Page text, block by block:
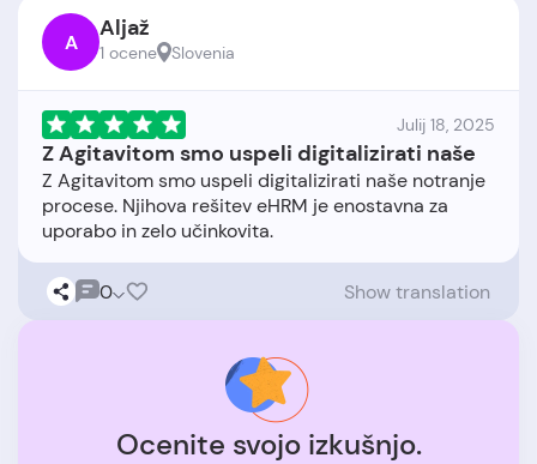
A Aljaž
1 ocene Slovenia
Julij 18, 2025
Z Agitavitom smo uspeli digitalizirati naše
Z Agitavitom smo uspeli digitalizirati naše notranje
procese. Njihova rešitev eHRM je enostavna za
0 Show translation
Ocenite svojo izkušnjo.